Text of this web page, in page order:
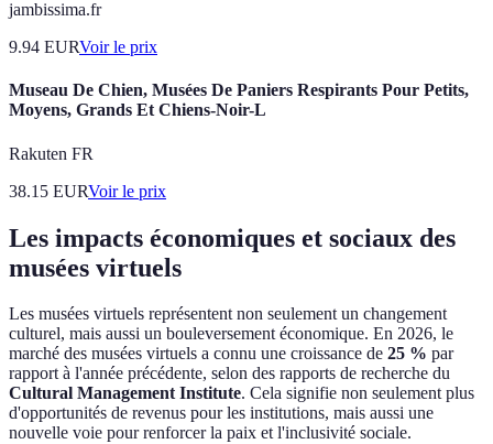
jambissima.fr
9.94 EURVoir le prix
Museau De Chien, Musées De Paniers Respirants Pour Petits,
Moyens, Grands Et Chiens-Noir-L
Rakuten FR
38.15 EURVoir le prix
Les impacts économiques et sociaux des
musées virtuels
Les musées virtuels représentent non seulement un changement
culturel, mais aussi un bouleversement économique. En 2026, le
marché des musées virtuels a connu une croissance de 25 % par
rapport à l'année précédente, selon des rapports de recherche du
Cultural Management Institute. Cela signifie non seulement plus
d'opportunités de revenus pour les institutions, mais aussi une
nouvelle voie pour renforcer la paix et l'inclusivité sociale.